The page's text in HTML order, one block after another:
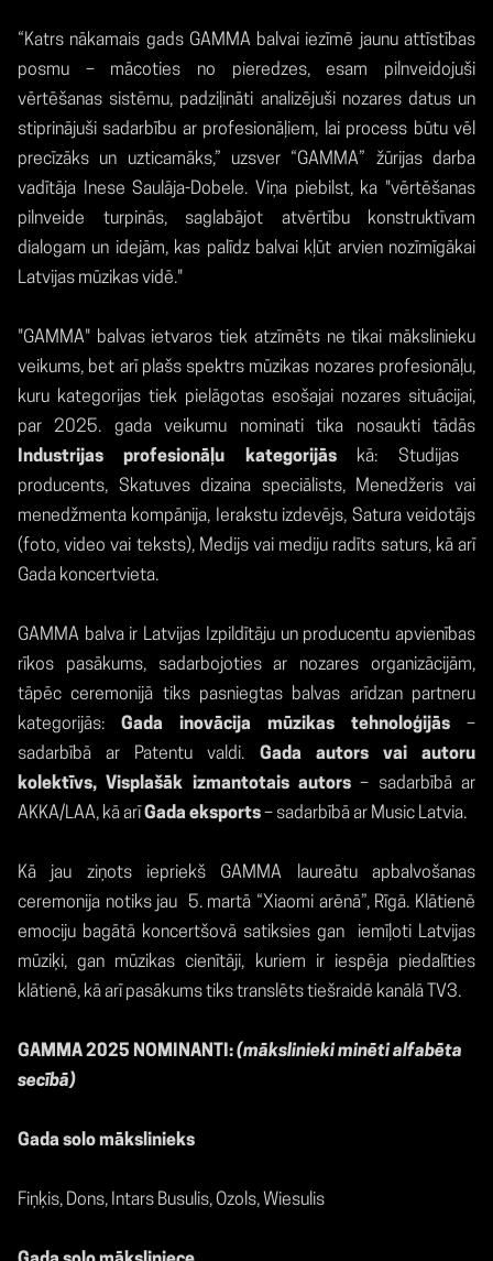
“Katrs nākamais gads GAMMA balvai iezīmē jaunu attīstības
posmu – mācoties no pieredzes, esam pilnveidojuši
vērtēšanas sistēmu, padziļināti analizējuši nozares datus un
stiprinājuši sadarbību ar profesionāļiem, lai process būtu vēl
precīzāks un uzticamāks,” uzsver “GAMMA” žūrijas darba
vadītāja Inese Saulāja-Dobele. Viņa piebilst, ka "vērtēšanas
pilnveide turpinās, saglabājot atvērtību konstruktīvam
dialogam un idejām, kas palīdz balvai kļūt arvien nozīmīgākai
Latvijas mūzikas vidē."
"GAMMA" balvas ietvaros tiek atzīmēts ne tikai mākslinieku
veikums, bet arī plašs spektrs mūzikas nozares profesionāļu,
kuru kategorijas tiek pielāgotas esošajai nozares situācijai,
par 2025. gada veikumu nominati tika nosaukti tādās
Industrijas profesionāļu kategorijāskā: Studijas
producents, Skatuves dizaina speciālists, Menedžeris vai
menedžmenta kompānija, Ierakstu izdevējs, Satura veidotājs
(foto, video vai teksts), Medijs vai mediju radīts saturs, kā arī
Gada koncertvieta.
GAMMA balva ir Latvijas Izpildītāju un producentu apvienības
rīkos pasākums, sadarbojoties ar nozares organizācijām,
tāpēc ceremonijā tiks pasniegtas balvas arīdzan partneru
kategorijās: Gada inovācija mūzikas tehnoloģijās –
sadarbībā ar Patentu valdi. Gada autors vai autoru
kolektīvs, Visplašāk izmantotais autors– sadarbībā ar
AKKA/LAA, kā arīGada eksports– sadarbībā ar Music Latvia.
Kā jau ziņots iepriekš GAMMA laureātu apbalvošanas
ceremonija notiks jau 5. martā “Xiaomi arēnā”, Rīgā. Klātienē
emociju bagātā koncertšovā satiksies gan
iemīļoti Latvijas
mūziķi, gan mūzikas cienītāji, kuriem ir iespēja piedalīties
klātienē, kā arī pasākums tiks translēts tiešraidē kanālā TV3.
GAMMA 2025 NOMINANTI:(mākslinieki minēti alfabēta
secībā)
Gada solo mākslinieks
Fiņķis, Dons, Intars Busulis, Ozols, Wiesulis